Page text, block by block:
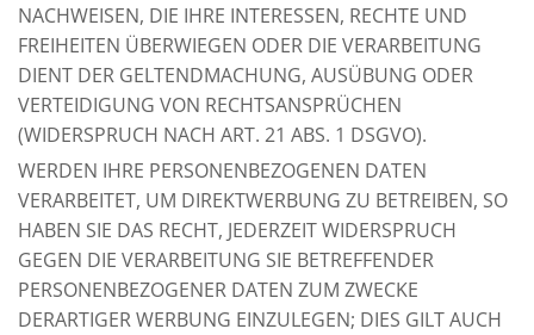
NACHWEISEN, DIE IHRE INTERESSEN, RECHTE UND
FREIHEITEN ÜBERWIEGEN ODER DIE VERARBEITUNG
DIENT DER GELTENDMACHUNG, AUSÜBUNG ODER
VERTEIDIGUNG VON RECHTSANSPRÜCHEN
(WIDERSPRUCH NACH ART. 21 ABS. 1 DSGVO).
WERDEN IHRE PERSONENBEZOGENEN DATEN
VERARBEITET, UM DIREKTWERBUNG ZU BETREIBEN, SO
HABEN SIE DAS RECHT, JEDERZEIT WIDERSPRUCH
GEGEN DIE VERARBEITUNG SIE BETREFFENDER
PERSONENBEZOGENER DATEN ZUM ZWECKE
DERARTIGER WERBUNG EINZULEGEN; DIES GILT AUCH